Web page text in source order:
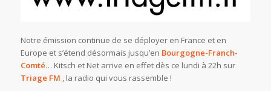
Notre émission continue de se déployer en France et en
Europe et s’étend désormais jusqu’en Bourgogne-Franch-
Comté… Kitsch et Net arrive en effet dès ce lundi à 22h sur
Triage FM , la radio qui vous rassemble !